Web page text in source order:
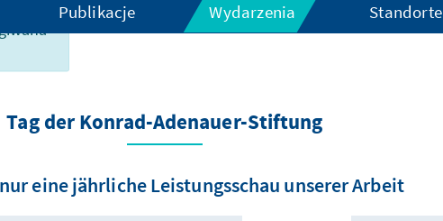
Publikacje Wydarzenia Standorte
Tag der Konrad-Adenauer-Stiftung
eine jährliche Leistungsschau unserer Arbeit